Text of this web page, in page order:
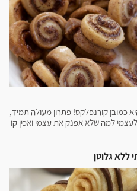
כמובן קורנפלקס! פתרון מעולה תמיד,
למה שלא אפנק את עצמי ואכין קו
ללא גלוטן